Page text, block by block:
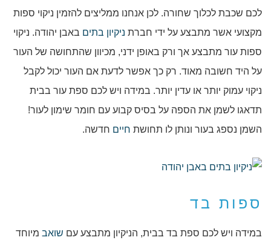
לכם שכבת לכלוך שחורה. לכן אנחנו ממליצים להזמין ניקוי ספות
מקצועי אשר מתבצע על ידי חברת ניקיון בתים באבן יהודה. ניקוי
ספות עור מתבצע אך ורק באופן ידני, מכיוון שהתחושה של העור
על היד חשובה מאוד. רק כך אפשר לדעת אם העור יכול לקבל
ניקוי עמוק יותר או עדין יותר. במידה ויש לכם ספת עור בבית
תדאגו לשמן את הספה על בסיס קבוע עם חומר שימון לעור!
השמן נספג בעור ונותן לו תחושת חיים חדשה.
ספות בד
במידה ויש לכם ספת בד בבית, הניקיון מתבצע עם שואב מיוחד